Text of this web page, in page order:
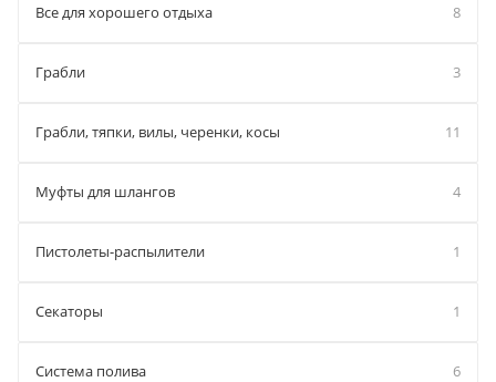
Все для хорошего отдыха 8
Грабли 3
Грабли, тяпки, вилы, черенки, косы 11
Муфты для шлангов 4
Пистолеты-распылители 1
Секаторы 1
Система полива 6